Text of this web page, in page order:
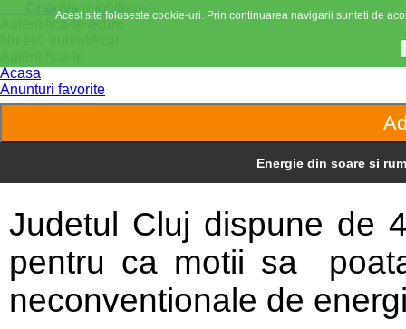
Craiova
imobiliare
Autentifica-te acum
Acasa
Anunturi favorite
Energie din soare si
Judetul Cluj dispune de
pentru ca motii sa
neconventionale de
Acest site foloseste cookie-uri. Prin continuarea navigarii sunteti de